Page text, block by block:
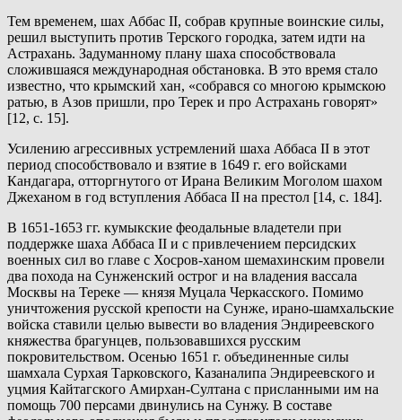
Тем временем, шах Аббас II, собрав крупные воинские силы,
решил выступить против Терского городка, затем идти на
Астрахань. Задуманному плану шаха способствовала
сложившаяся международная обстановка. В это время стало
известно, что крымский хан, «собрався со многою крымскою
ратью, в Азов пришли, про Терек и про Астрахань говорят»
[12, с. 15].
Усилению агрессивных устремлений шаха Аббаса II в этот
период способствовало и взятие в 1649 г. его войсками
Кандагара, отторгнутого от Ирана Великим Моголом шахом
Джеханом в год вступления Аббаса II на престол [14, с. 184].
В 1651-1653 гг. кумыкские феодальные владетели при
поддержке шаха Аббаса II и с привлечением персидских
военных сил во главе с Хосров-ханом шемахинским провели
два похода на Сунженский острог и на владения вассала
Москвы на Тереке — князя Муцала Черкасского. Помимо
уничтожения русской крепости на Сунже, ирано-шамхальские
войска ставили целью вывести во владения Эндиреевского
княжества брагунцев, пользовавшихся русским
покровительством. Осенью 1651 г. объединенные силы
шамхала Сурхая Тарковского, Казаналипа Эндиреевского и
уцмия Кайтагского Амирхан-Султана с присланными им на
помощь 700 персами двинулись на Сунжу. В составе